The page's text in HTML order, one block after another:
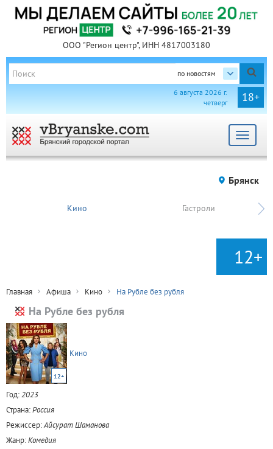
ООО "Регион центр", ИНН 4817003180
по новостям
18+
6 августа 2026 г.
четверг
Toggle
Брянск
Кино Гастроли
12+
Главная Афиша Кино На Рубле без рубля
На Рубле без рубля
12+
Кино
Год:2023
Страна:Россия
Режиссер:Айсурат Шаманова
Жанр:Комедия